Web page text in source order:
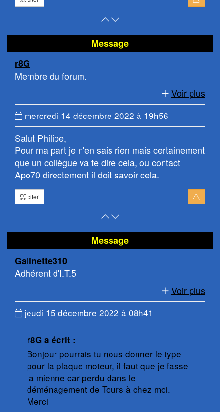
Retour
haut
de
Atteindre
bas
de
Message
r8G
Membre du forum.
Voir plus
Date
du
message
:
mercredi 14 décembre 2022 à 19h56
Salut Philipe,
Pour ma part je n'en sais rien mais certainement
que un collègue va te dire cela, ou contact
Apo70 directement il doit savoir cela.
citer
Retour
haut
de
Atteindre
bas
de
Message
Galinette310
Adhérent d'I.T.5
Voir plus
Date
du
message
jeudi 15 décembre 2022 à 08h41
r8G a écrit :
Bonjour pourrais tu nous donner le type
pour la plaque moteur, il faut que je fasse
la mienne car perdu dans le
déménagement de Tours à chez moi.
Merci